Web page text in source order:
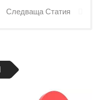
Следваща Статия